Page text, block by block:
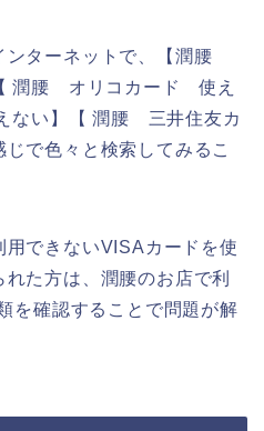
ンターネットで、【潤腰
潤腰 オリコカード 使え
い】【 潤腰 三井住友カ
で色々と検索してみるこ
できないVISAカードを使
た方は、潤腰のお店で利
を確認することで問題が解